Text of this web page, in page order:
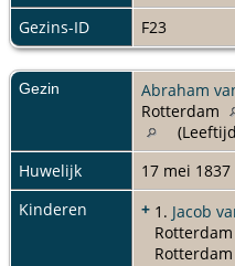
Gezins-ID
F23
Gezin Abraham
Rotterdam
Huwelijk
17 mei 1837
Kinderen
+ 1. Jacob
Rotterdam
Rotterdam